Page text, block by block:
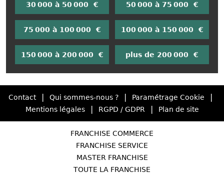
30 000 à 50 000 € 50 000 à 75 000 €
75 000 à 100 000 € 100 000 à 150 000 €
150 000 à 200 000 € plus de 200 000 €
Contact | Qui sommes-nous ? | Paramétrage Cookie |
Mentions légales | RGPD / GDPR | Plan de site
FRANCHISE COMMERCE
FRANCHISE SERVICE
MASTER FRANCHISE
TOUTE LA FRANCHISE